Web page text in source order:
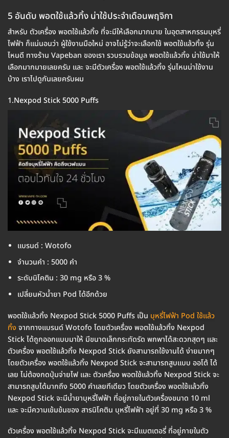
5 อันดับ พอตใช้แล้วทิ้ง น่าใช้ประจำเดือนพฤจิกา
สำหรับ ตัวเครื่อง พอตใช้แล้วทิ้ง ที่จะมีให้เลือกมากมาย ในอุตสาหกรรมบุหรี่
ไฟฟ้า ก็แน่นอนว่า ผู้ใช้งานมือใหม่ อาจไม่รู้ว่าจะเลือกใช้ พอตใช้แล้วทิ้ง รุ่น
ไหนดี ทางร้าน Vapeban ของเรา รวบรวมข้อมูล พอตใช้แล้วทิ้ง น่าใช้มาให้
เลือกมากมายเลยครับ และ จะมีตัวเครื่อง พอตใช้แล้วทิ้ง รุ่นไหนน่าใช้งาน
บ้าง เราไปดูกันเลยครับผม
1.Nexpod Stick 5000 Puffs
แบรนด์ : Wotofo
จำนวนคำ : 5000 คำ
ระดับนิโคติน : 30 mg หรือ 3 %
เปลี่ยนหัวน้ำยา Pod ได้อีกด้วย
พอตใช้แล้วทิ้ง Nexpod Stick 5000 Puffs เป็น บุหรี่ไฟฟ้า Pod ใช้แล้ว
ทิ้งจากทางแบรนด์ Wotofo โดยตัวเครื่อง พอตใช้แล้วทิ้ง Nexpod
Stick ได้ถูกออกแบบมาให้ มีขนาดเล็กกระทัดรัด พกพาได้สะดวกสุดๆ และ
ตัวเครื่อง พอตใช้แล้วทิ้ง Nexpod Stick ยังสามารถใช้งานได้ ง่ายมากๆ
โดยตัวเครื่อง พอตใช้แล้วทิ้ง Nexpod Stick จะสามารถสูบแบบ ออโต้ ได้
เลย ไม่ต้องกดปุ่มจ่ายไฟ และ ตัวเครื่อง พอตใช้แล้วทิ้ง Nexpod Stick จะ
สามารถสูบได้มากถึง 5000 คำเลยทีเดียว โดยตัวเครื่อง พอตใช้แล้วทิ้ง
Nexpod Stick จะมีน้ำยาบุหรี่ไฟฟ้า ที่อยู่ภายในตัวเครื่องขนาด 10 ml
และ จะมีความเข้มข้นของ สารนิโคติน บุหรี่ไฟฟ้า อยู่ที่ 30 mg หรือ 3 %
ตัวเครื่อง พอตใช้แล้วทิ้ง Nexpod Stick จะมีแบตเตอรี่ ที่อยู่ภายในตัว